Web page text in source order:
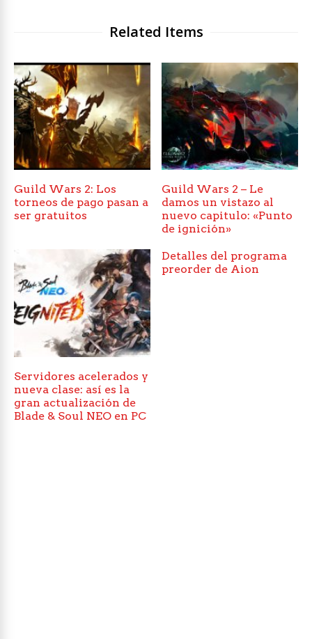
Related Items
Guild Wars 2: Los
torneos de pago pasan a
ser gratuitos
Guild Wars 2 – Le
damos un vistazo al
nuevo capitulo: «Punto
de ignición»
Servidores acelerados y
nueva clase: así es la
gran actualización de
Blade & Soul NEO en PC
Detalles del programa
preorder de Aion